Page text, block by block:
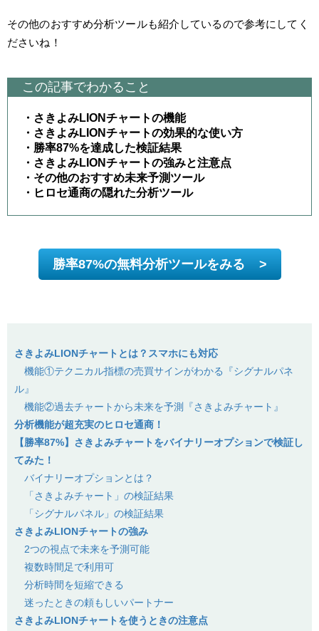
その他のおすすめ分析ツールも紹介しているので参考にしてく
ださいね！
この記事でわかること
・さきよみLIONチャートの機能
・さきよみLIONチャートの効果的な使い方
・勝率87%を達成した検証結果
・さきよみLIONチャートの強みと注意点
・その他のおすすめ未来予測ツール
・ヒロセ通商の隠れた分析ツール
勝率87%の無料分析ツールをみる >
さきよみLIONチャートとは？スマホにも対応
機能①テクニカル指標の売買サインがわかる『シグナルパネ
ル』
機能②過去チャートから未来を予測『さきよみチャート』
分析機能が超充実のヒロセ通商！
【勝率87%】さきよみチャートをバイナリーオプションで検証し
てみた！
バイナリーオプションとは？
「さきよみチャート」の検証結果
「シグナルパネル」の検証結果
さきよみLIONチャートの強み
2つの視点で未来を予測可能
複数時間足で利用可
分析時間を短縮できる
迷ったときの頼もしいパートナー
さきよみLIONチャートを使うときの注意点